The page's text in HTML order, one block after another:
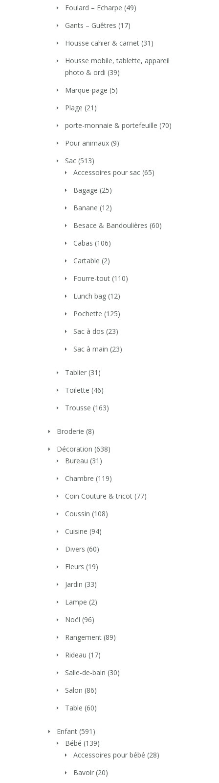
Foulard – Echarpe (49)
Gants – Guêtres (17)
Housse cahier & carnet (31)
Housse mobile, tablette, appareil
photo & ordi (39)
Marque-page (5)
Plage (21)
porte-monnaie & portefeuille (70)
Pour animaux (9)
Sac (513)
Accessoires pour sac (65)
Bagage (25)
Banane (12)
Besace & Bandoulières (60)
Cabas (106)
Cartable (2)
Fourre-tout (110)
Lunch bag (12)
Pochette (125)
Sac à dos (23)
Sac à main (23)
Tablier (31)
Toilette (46)
Trousse (163)
Broderie (8)
Décoration (638)
Bureau (31)
Chambre (119)
Coin Couture & tricot (77)
Coussin (108)
Cuisine (94)
Divers (60)
Fleurs (19)
Jardin (33)
Lampe (2)
Noël (96)
Rangement (89)
Rideau (17)
Salle-de-bain (30)
Salon (86)
Table (60)
Enfant (591)
Bébé (139)
Accessoires pour bébé (28)
Bavoir (20)